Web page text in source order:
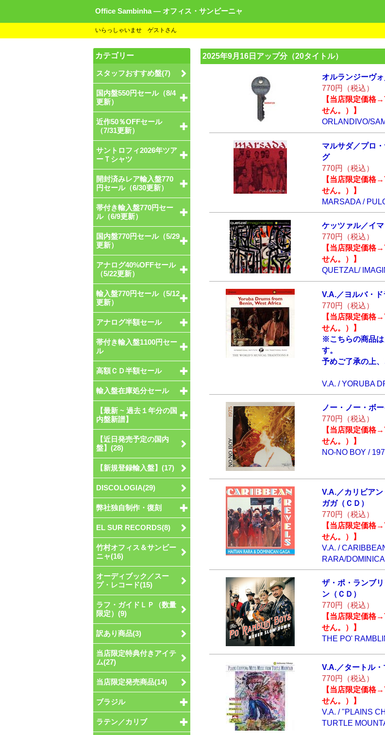
Office Sambinha ― オフィス・サンビーニャ
いらっしゃいませ ゲストさん
2025年9月16日アップ分（20タイトル）
オルランジーヴォ
770円（税込）
【当店限定価格
せん。）】
ORLANDIVO/
マルサダ／プロ・
グ
770円（税込）
【当店限定価格
せん。）】
MARSADA /
ケッツァル／イマ
770円（税込）
【当店限定価格
せん。）】
QUETZAL/
V.A.／ヨルバ・ド
770円（税込）
【当店限定価格
せん。）】
※こちらの商品は
す。
予めご了承の上、
V.A. / YORUBA
ノー・ノー・ボー
770円（税込）
【当店限定価格
せん。）】
NO-NO BOY /
V.A.／カリビアン
ガガ（ＣＤ）
770円（税込）
【当店限定価格
せん。）】
V.A. /
RARA/
ザ・ポ・ランブリ
ン（ＣＤ）
770円（税込）
【当店限定価格
せん。）】
THE PO'
V.A.／タートル・
770円（税込）
【当店限定価格
せん。）】
V.A. / "PLAINS
TURTLE
カテゴリー
スタッフおすすめ盤(7)
国内盤550円セール（8/4
更新）
近作50％OFFセール
（7/31更新）
サントロフィ2026年ツア
ーＴシャツ
開封済みレア輸入盤770
円セール（6/30更新）
帯付き輸入盤770円セー
ル（6/9更新）
国内盤770円セール（5/29
更新）
アナログ40%OFFセール
（5/22更新）
輸入盤770円セール（5/12
更新）
アナログ半額セール
帯付き輸入盤1100円セー
ル
高額ＣＤ半額セール
輸入盤在庫処分セール
【最新 ~ 過去１年分の国
内盤新譜】
【近日発売予定の国内
盤】(28)
【新規登録輸入盤】(17)
DISCOLOGIA(29)
弊社独自制作・復刻
EL SUR RECORDS(8)
竹村オフィス＆サンビー
ニャ(16)
オーディブック／スー
プ・レコード(15)
ラフ・ガイドＬＰ（数量
限定）(9)
訳あり商品(3)
当店限定特典付きアイテ
ム(27)
当店限定発売商品(14)
ブラジル
ラテン／カリブ